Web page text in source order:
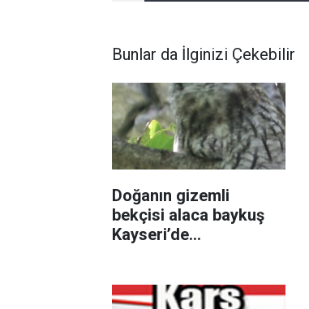
Bunlar da İlginizi Çekebilir
Doğanın gizemli
bekçisi alaca baykuş
Kayseri’de